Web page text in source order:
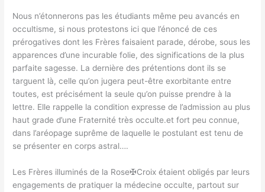
Nous n’étonnerons pas les étudiants même peu avancés en
occultisme, si nous protestons ici que l’énoncé de ces
prérogatives dont les Frères faisaient parade, dérobe, sous les
apparences d’une incurable folie, des significations de la plus
parfaite sagesse. La dernière des prétentions dont ils se
targuent là, celle qu’on jugera peut-être exorbitante entre
toutes, est précisément la seule qu’on puisse prendre à la
lettre. Elle rappelle la condition expresse de l’admission au plus
haut grade d’une Fraternité très occulte.et fort peu connue,
dans l’aréopage suprême de laquelle le postulant est tenu de
se présenter en corps astral….
Les Frères illuminés de la Rose✠Croix étaient obligés par leurs
engagements de pratiquer la médecine occulte, partout sur